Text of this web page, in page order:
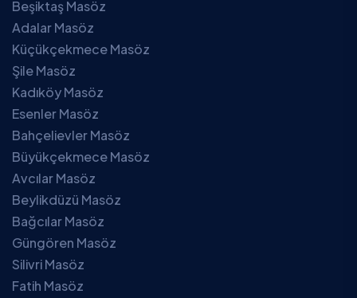
Beşiktaş Masöz
Adalar Masöz
Küçükçekmece Masöz
Şile Masöz
Kadıköy Masöz
Esenler Masöz
Bahçelievler Masöz
Büyükçekmece Masöz
Avcılar Masöz
Beylikdüzü Masöz
Bağcılar Masöz
Güngören Masöz
Silivri Masöz
Fatih Masöz